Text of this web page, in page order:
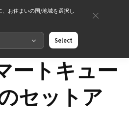
お住まいの国/地域を選択し
Select
ートキュー
セットア